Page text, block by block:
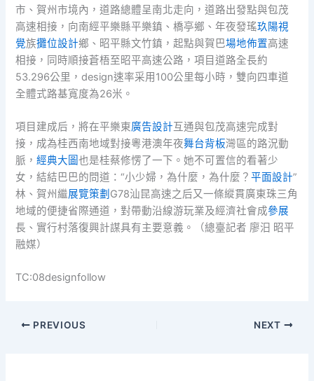
市、賀州市境內，道路總體呈南北走向，道路出發點與包茂
高速相接，向南經平樂縣平樂鎮、橋亭鄉、年夜發瑤玖陽視
覺族攤位設計鄉、昭平縣文竹鎮，起點與賀巴場地佈置高速
相接，同時順接蒼梧至昭平高速公路，項目道路全長約
53.296公里，design速率采用100公里每小時，雙向四車道
全體式路基寬度為26米。
項目建成后，將在平樂東廣告設計互通與包茂高速完成對
接，成為桂西南地域對接粵港澳年夜舞台背板灣區的路況動
脈，經典大圖也是桂蔡修愣了一下。她不可置信的看著少
女，結結巴巴的問道：“小少婦，為什麼，為什麼？平面設計”
林、賀州繼展覽策劃 G78汕昆高速之后又一條縱貫廣東珠三角
地域的便捷省際通道，對帶動沿線游玩業及經濟社會成參展
長、實行村落復興計謀具有主要意義。（總臺記者 廖汨 昭平
融媒）
TC:08designfollow
PREVIOUS NEXT